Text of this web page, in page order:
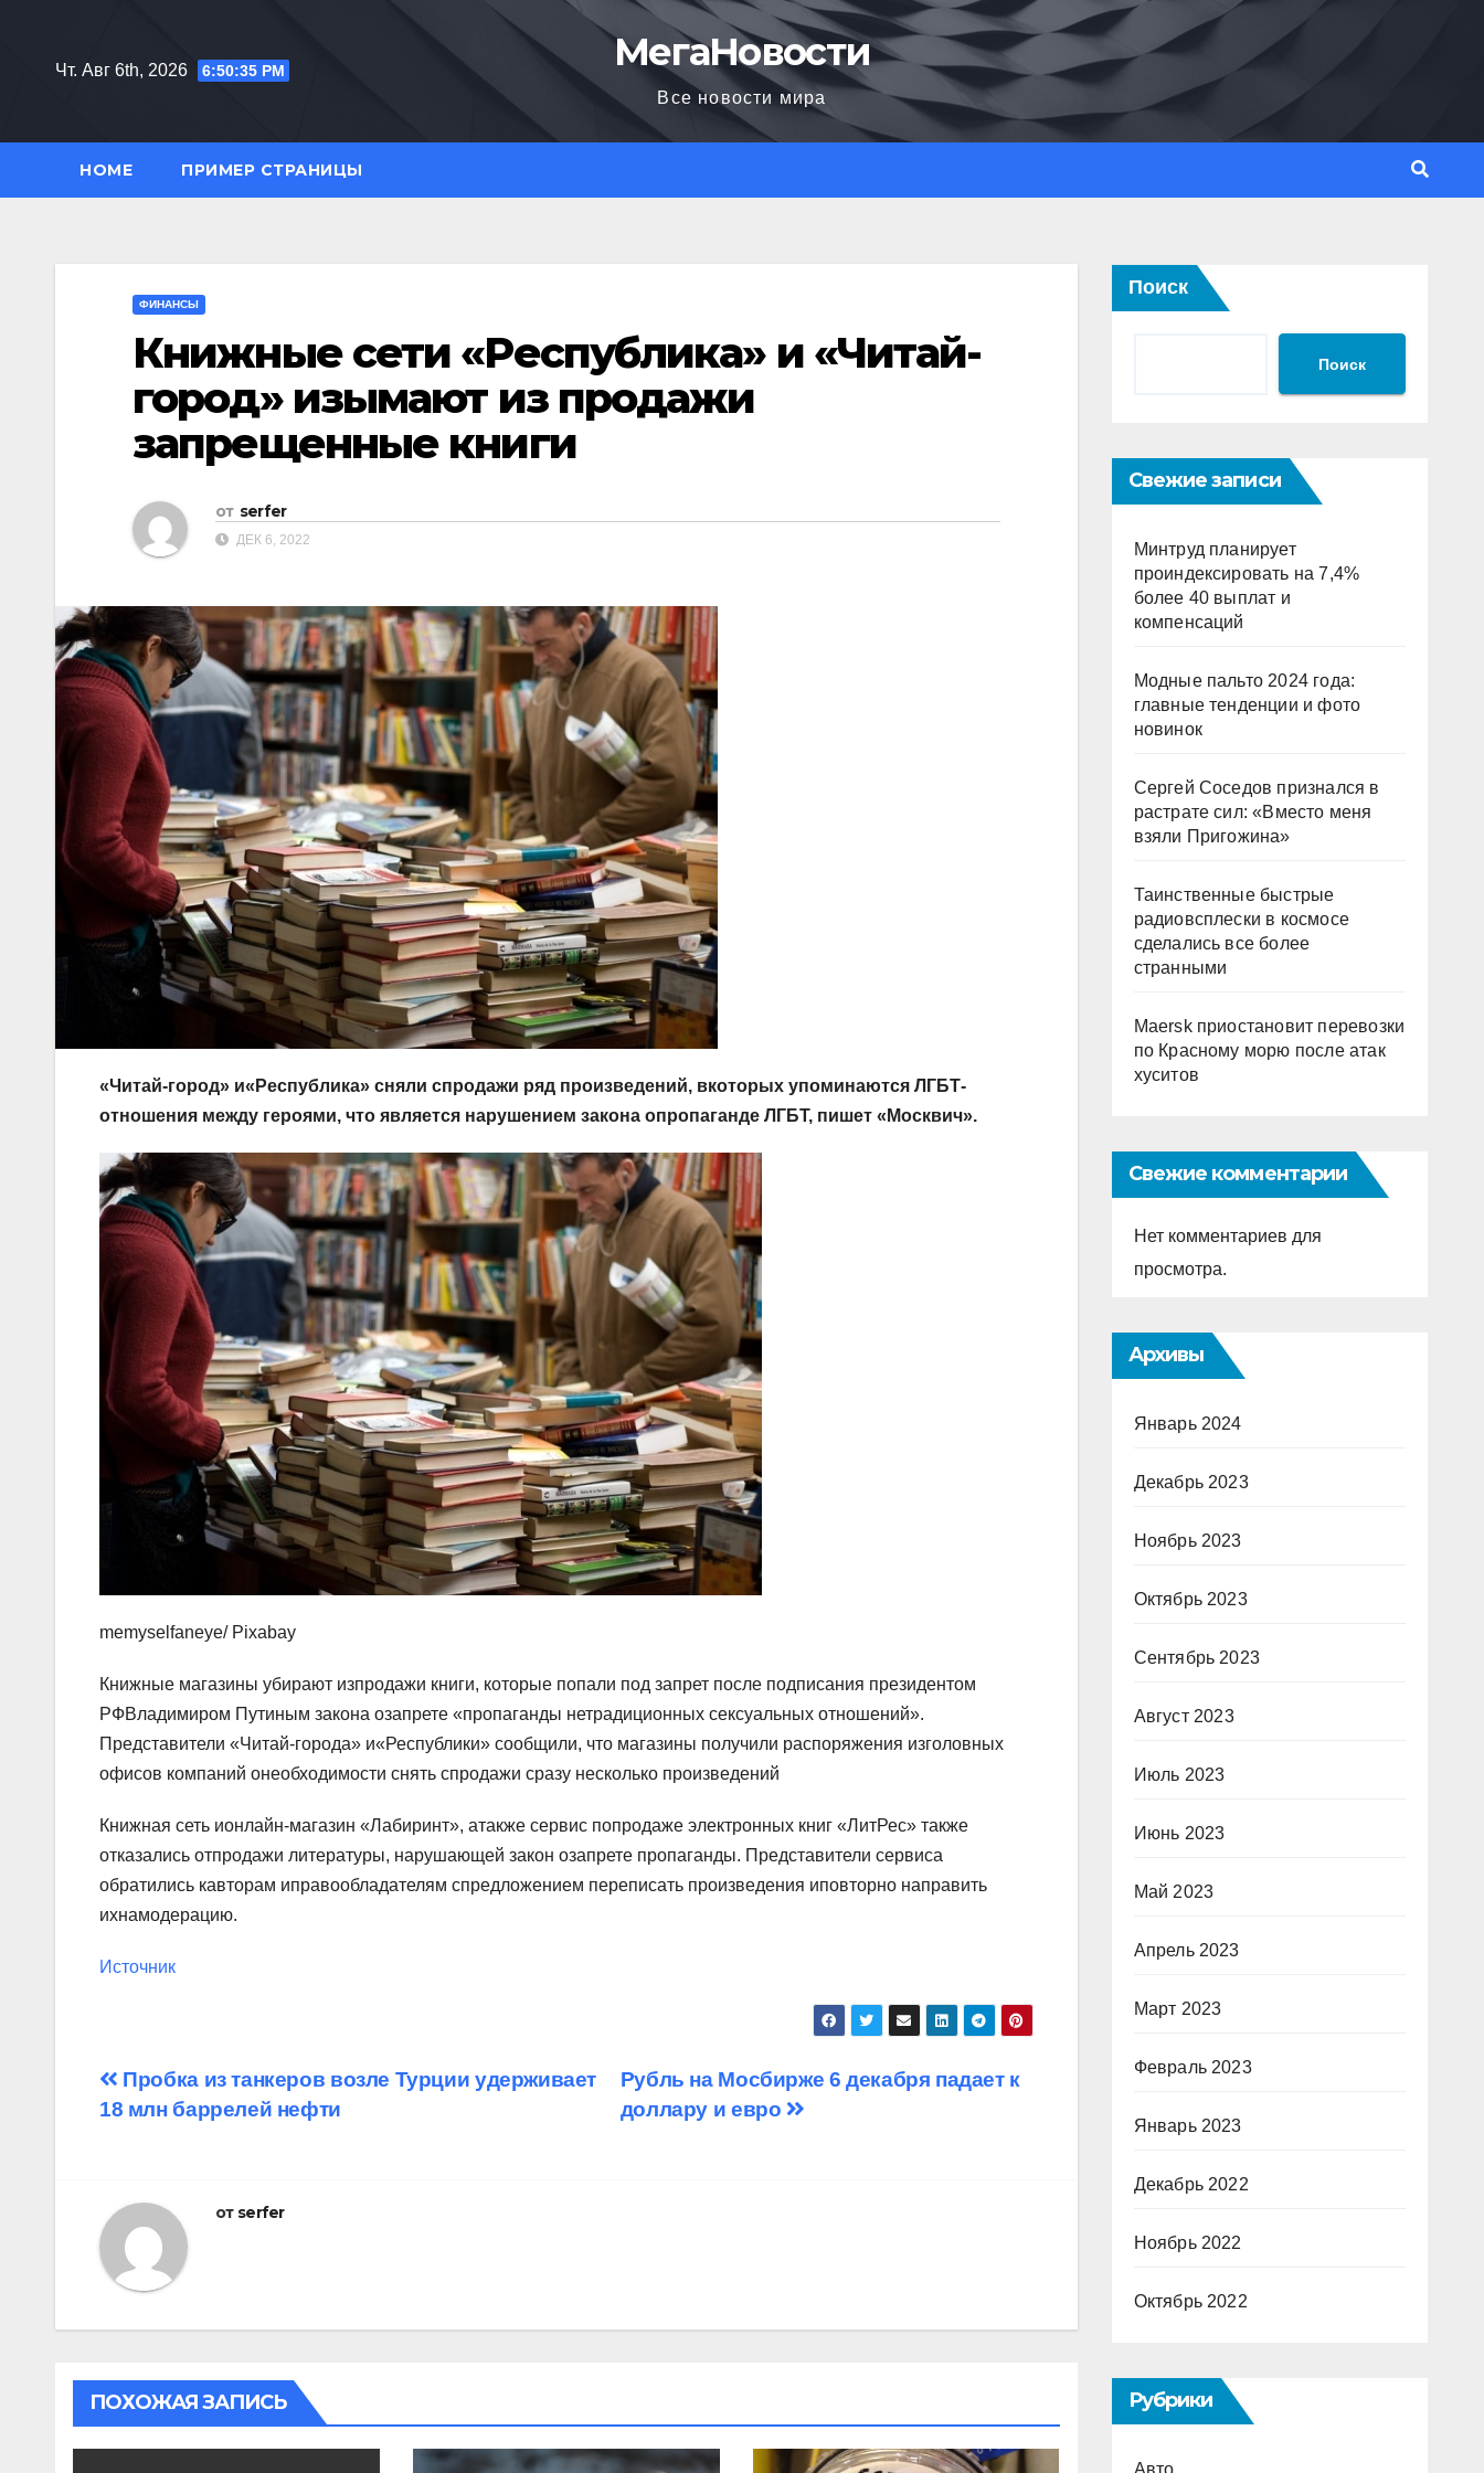
содержимому
Чт. Авг 6th, 2026 6:50:36 PM МегаНовости
Все новости мира
HOME ПРИМЕР СТРАНИЦЫ
ФИНАНСЫ
Книжные сети «Республика» и «Читай-
город» изымают из продажи
запрещенные книги
от serfer
ДЕК 6, 2022
«Читай-город» и«Республика» сняли спродажи ряд произведений, вкоторых упоминаются ЛГБТ-
отношения между героями, что является нарушением закона опропаганде ЛГБТ, пишет «Москвич».
memyselfaneye/ Pixabay
Книжные магазины убирают изпродажи книги, которые попали под запрет после подписания президентом
РФВладимиром Путиным закона озапрете «пропаганды нетрадиционных сексуальных отношений».
Представители «Читай-города» и«Республики» сообщили, что магазины получили распоряжения изголовных
офисов компаний онеобходимости снять спродажи сразу несколько произведений
Книжная сеть ионлайн-магазин «Лабиринт», атакже сервис попродаже электронных книг «ЛитРес» также
отказались отпродажи литературы, нарушающей закон озапрете пропаганды. Представители сервиса
обратились кавторам иправообладателям спредложением переписать произведения иповторно направить
ихнамодерацию.
Источник
Навигация
Рубль на Мосбирже 6 декабря падает к
доллару и евро
Пробка из танкеров возле Турции удерживает
18 млн баррелей нефти
от serfer
ПОХОЖАЯ ЗАПИСЬ
Поиск
Поиск
Свежие записи
Минтруд планирует
проиндексировать на 7,4%
более 40 выплат и
компенсаций
Модные пальто 2024 года:
главные тенденции и фото
новинок
Сергей Соседов признался в
растрате сил: «Вместо меня
взяли Пригожина»
Таинственные быстрые
радиовсплески в космосе
сделались все более
странными
Maersk приостановит перевозки
по Красному морю после атак
хуситов
Свежие комментарии
Нет комментариев для
просмотра.
Архивы
Январь 2024
Декабрь 2023
Ноябрь 2023
Октябрь 2023
Сентябрь 2023
Август 2023
Июль 2023
Июнь 2023
Май 2023
Апрель 2023
Март 2023
Февраль 2023
Январь 2023
Декабрь 2022
Ноябрь 2022
Октябрь 2022
Рубрики
Авто